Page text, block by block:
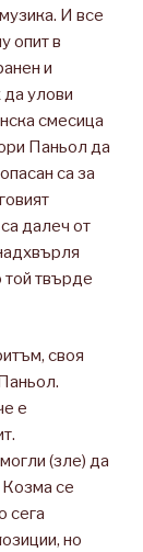
И все
опит в
и
да улови
смесица
Паньол да
са за
далеч от
той твърде
своя
е
(зле) да
се
сега
но